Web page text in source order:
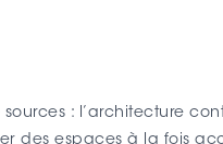
: l’architecture
des espaces à la fois